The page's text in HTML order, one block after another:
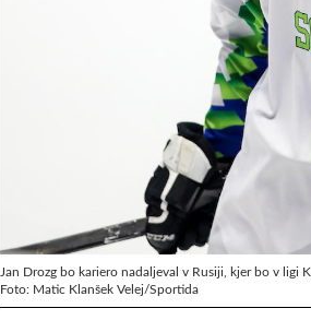
Jan Drozg bo kariero nadaljeval v Rusiji, kjer bo v ligi
Foto: Matic Klanšek Velej/Sportida